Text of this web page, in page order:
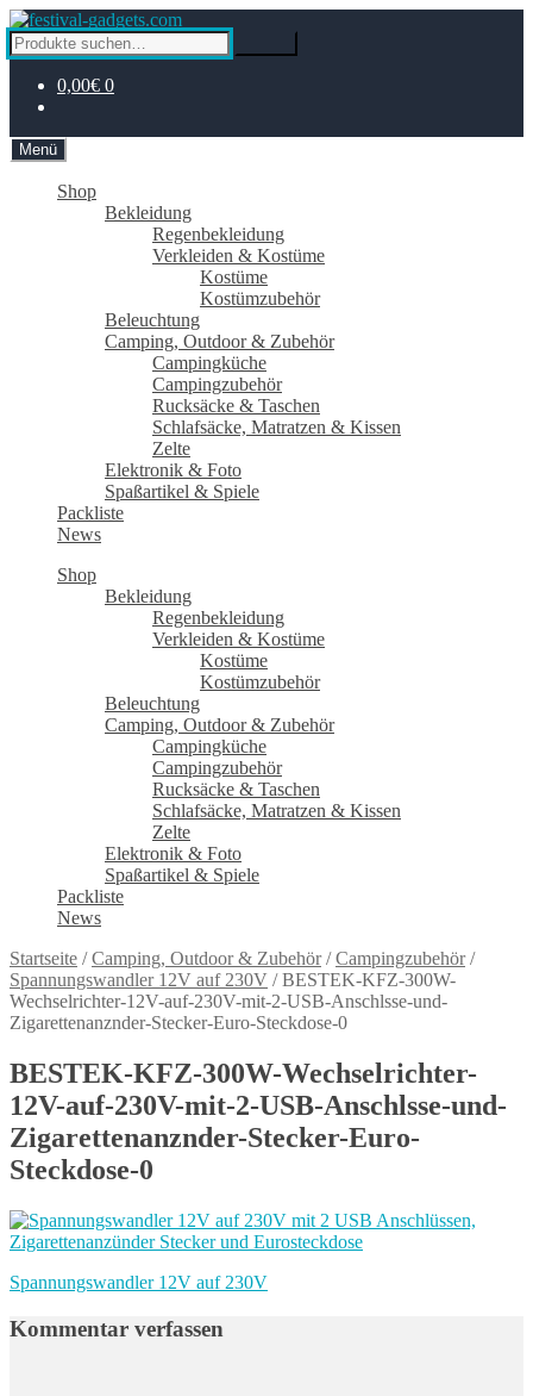
Zur
Navigation
springen
Zum
Inhalt
springen
Suche
nach:
0,00€ 0
Menü
Shop
Bekleidung
Regenbekleidung
Verkleiden & Kostüme
Kostüme
Kostümzubehör
Beleuchtung
Camping, Outdoor & Zubehör
Campingküche
Campingzubehör
Rucksäcke & Taschen
Schlafsäcke, Matratzen & Kissen
Zelte
Elektronik & Foto
Spaßartikel & Spiele
Packliste
News
Shop
Bekleidung
Regenbekleidung
Verkleiden & Kostüme
Kostüme
Kostümzubehör
Beleuchtung
Camping, Outdoor & Zubehör
Campingküche
Campingzubehör
Rucksäcke & Taschen
Schlafsäcke, Matratzen & Kissen
Zelte
Elektronik & Foto
Spaßartikel & Spiele
Packliste
News
Startseite /Camping, Outdoor & Zubehör/Campingzubehör/
Spannungswandler 12V auf 230V /BESTEK-KFZ-300W-
Wechselrichter-12V-auf-230V-mit-2-USB-Anschlsse-und-
Zigarettenanznder-Stecker-Euro-Steckdose-0
BESTEK-KFZ-300W-Wechselrichter-
12V-auf-230V-mit-2-USB-Anschlsse-und-
Zigarettenanznder-Stecker-Euro-
Steckdose-0
Beitragsnavigation
Vorheriger
Spannungswandler 12V auf 230V
Kommentar verfassen